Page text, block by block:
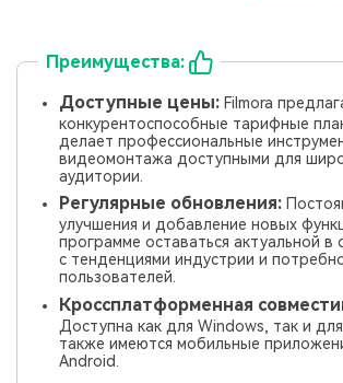
Преимущества:
Доступные цены: Filmora
конкурентоспособные тарифные
делает профессиональные
видеомонтажа доступными для
аудитории.
Регулярные обновления:
улучшения и добавление новых
программе оставаться актуальной в
с тенденциями индустрии и
пользователей.
Кроссплатформенная
Доступна как для Windows, так и
также имеются мобильные
Android.